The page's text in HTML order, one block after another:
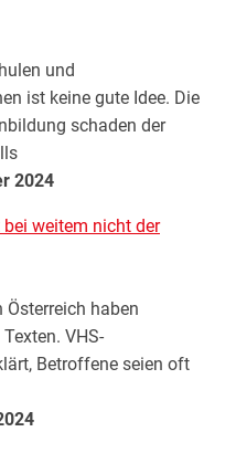
und
ist keine gute Idee. Die
schaden der
2024
weitem nicht der
Österreich haben
VHS-
Betroffene seien oft